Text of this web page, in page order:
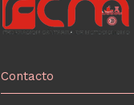
Contacto